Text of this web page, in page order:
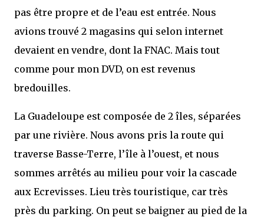
pas être propre et de l’eau est entrée. Nous
avions trouvé 2 magasins qui selon internet
devaient en vendre, dont la FNAC. Mais tout
comme pour mon DVD, on est revenus
bredouilles.
La Guadeloupe est composée de 2 îles, séparées
par une rivière. Nous avons pris la route qui
traverse Basse-Terre, l’île à l’ouest, et nous
sommes arrêtés au milieu pour voir la cascade
aux Ecrevisses. Lieu très touristique, car très
près du parking. On peut se baigner au pied de la